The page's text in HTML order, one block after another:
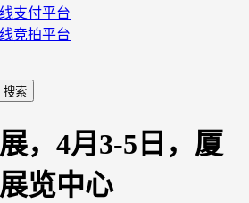
支付平台
竞拍平台
，4月3-5日，厦
览中心